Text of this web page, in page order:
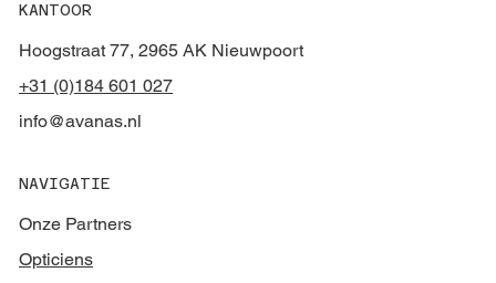
KANTOOR
Hoogstraat 77, 2965 AK Nieuwpoort
+31 (0)184 601 027
info@avanas.nl
NAVIGATIE
Onze Partners
Opticiens